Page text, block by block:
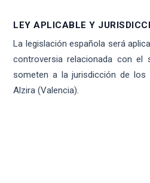
LEY APLICABLE Y
La legislación española será
controversia relacionada con
someten a la jurisdicción de los
Alzira (Valencia).